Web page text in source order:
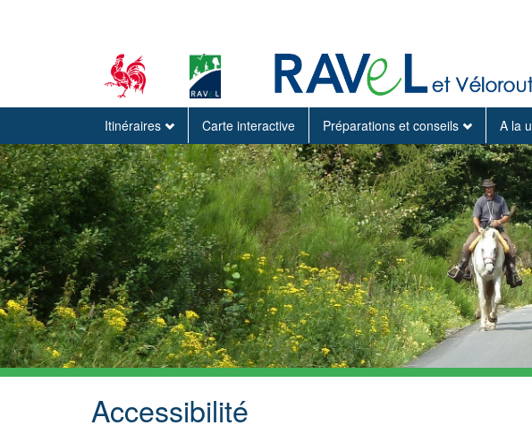
Itinéraires Carte interactive Préparations et conseils A la
Accessibilité